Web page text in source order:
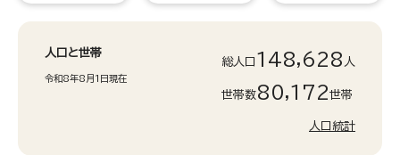
人口と世帯
令和8年8月1日現在
総人口 148,628 人
世帯数80,172世帯
人口統計